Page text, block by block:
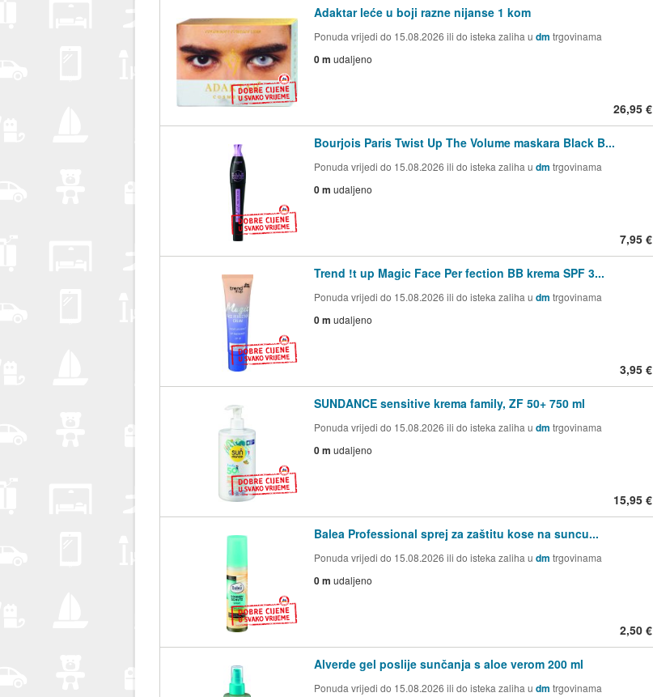
Adaktar leće u boji razne nijanse 1 kom
Ponuda vrijedi do 15.08.2026 ili do isteka zaliha u dm trgovinama
0 m udaljeno
26,95 €
Bourjois Paris Twist Up The Volume maskara Black B...
Ponuda vrijedi do 15.08.2026 ili do isteka zaliha u dm trgovinama
0 m udaljeno
7,95 €
Trend !t up Magic Face Per fection BB krema SPF 3...
Ponuda vrijedi do 15.08.2026 ili do isteka zaliha u dm trgovinama
0 m udaljeno
3,95 €
SUNDANCE sensitive krema family, ZF 50+ 750 ml
Ponuda vrijedi do 15.08.2026 ili do isteka zaliha u dm trgovinama
0 m udaljeno
15,95 €
Balea Professional sprej za zaštitu kose na suncu...
Ponuda vrijedi do 15.08.2026 ili do isteka zaliha u dm trgovinama
0 m udaljeno
2,50 €
Alverde gel poslije sunčanja s aloe verom 200 ml
Ponuda vrijedi do 15.08.2026 ili do isteka zaliha u dm trgovinama